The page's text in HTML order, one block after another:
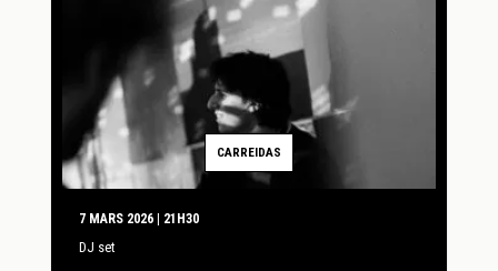
CARREIDAS
7 MARS 2026 | 21H30
DJ set